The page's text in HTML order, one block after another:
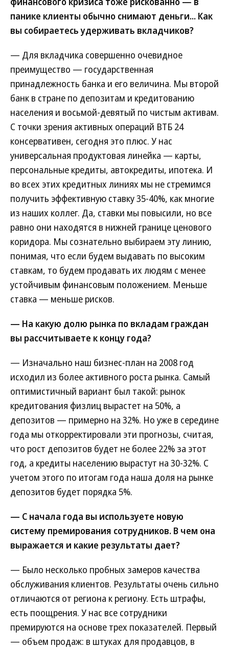
панике клиенты обычно снимают деньги... Как
вы собираетесь удерживать вкладчиков?
— Для вкладчика совершенно очевидное
преимущество — государственная
принадлежность банка и его величина. Мы второй
банк в стране по депозитам и кредитованию
населения и восьмой-девятый по чистым активам.
С точки зрения активных операций ВТБ 24
консервативен, сегодня это плюс. У нас
универсальная продуктовая линейка — карты,
персональные кредиты, автокредиты, ипотека. И
во всех этих кредитных линиях мы не стремимся
получить эффективную ставку 35-40%, как многие
из наших коллег. Да, ставки мы повысили, но все
равно они находятся в нижней границе ценового
коридора. Мы сознательно выбираем эту линию,
понимая, что если будем выдавать по высоким
ставкам, то будем продавать их людям с менее
устойчивым финансовым положением. Меньше
ставка — меньше рисков.
— На какую долю рынка по вкладам граждан
вы рассчитываете к концу года?
— Изначально наш бизнес-план на 2008 год
исходил из более активного роста рынка. Самый
оптимистичный вариант был такой: рынок
кредитования физлиц вырастет на 50%, а
депозитов — примерно на 32%. Но уже в середине
года мы откорректировали эти прогнозы, считая,
что рост депозитов будет не более 22% за этот
год, а кредиты населению вырастут на 30-32%. С
учетом этого по итогам года наша доля на рынке
депозитов будет порядка 5%.
— С начала года вы используете новую
систему премирования сотрудников. В чем она
выражается и какие результаты дает?
— Было несколько пробных замеров качества
обслуживания клиентов. Результаты очень сильно
отличаются от региона к региону. Есть штрафы,
есть поощрения. У нас все сотрудники
премируются на основе трех показателей. Первый
— объем продаж: в штуках для продавцов, в